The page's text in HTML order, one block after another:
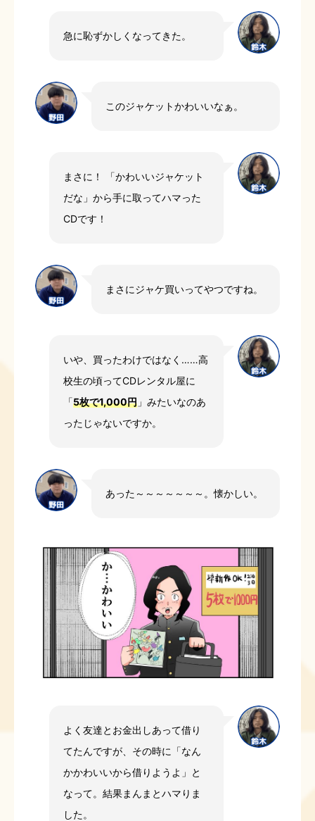
急に恥ずかしくなってきた。
このジャケットかわいいなぁ。
まさに！ 「かわいいジャケット
だな」から手に取ってハマった
CDです！
まさにジャケ買いってやつですね。
いや、買ったわけではなく……高
校生の頃ってCDレンタル屋に
「5枚で1,000円 」みたいなのあ
ったじゃないですか。
あった～～～～～～～。懐かしい。
よく友達とお金出しあって借り
てたんですが、その時に「なん
かかわいいから借りようよ」と
なって。結果まんまとハマりま
した。